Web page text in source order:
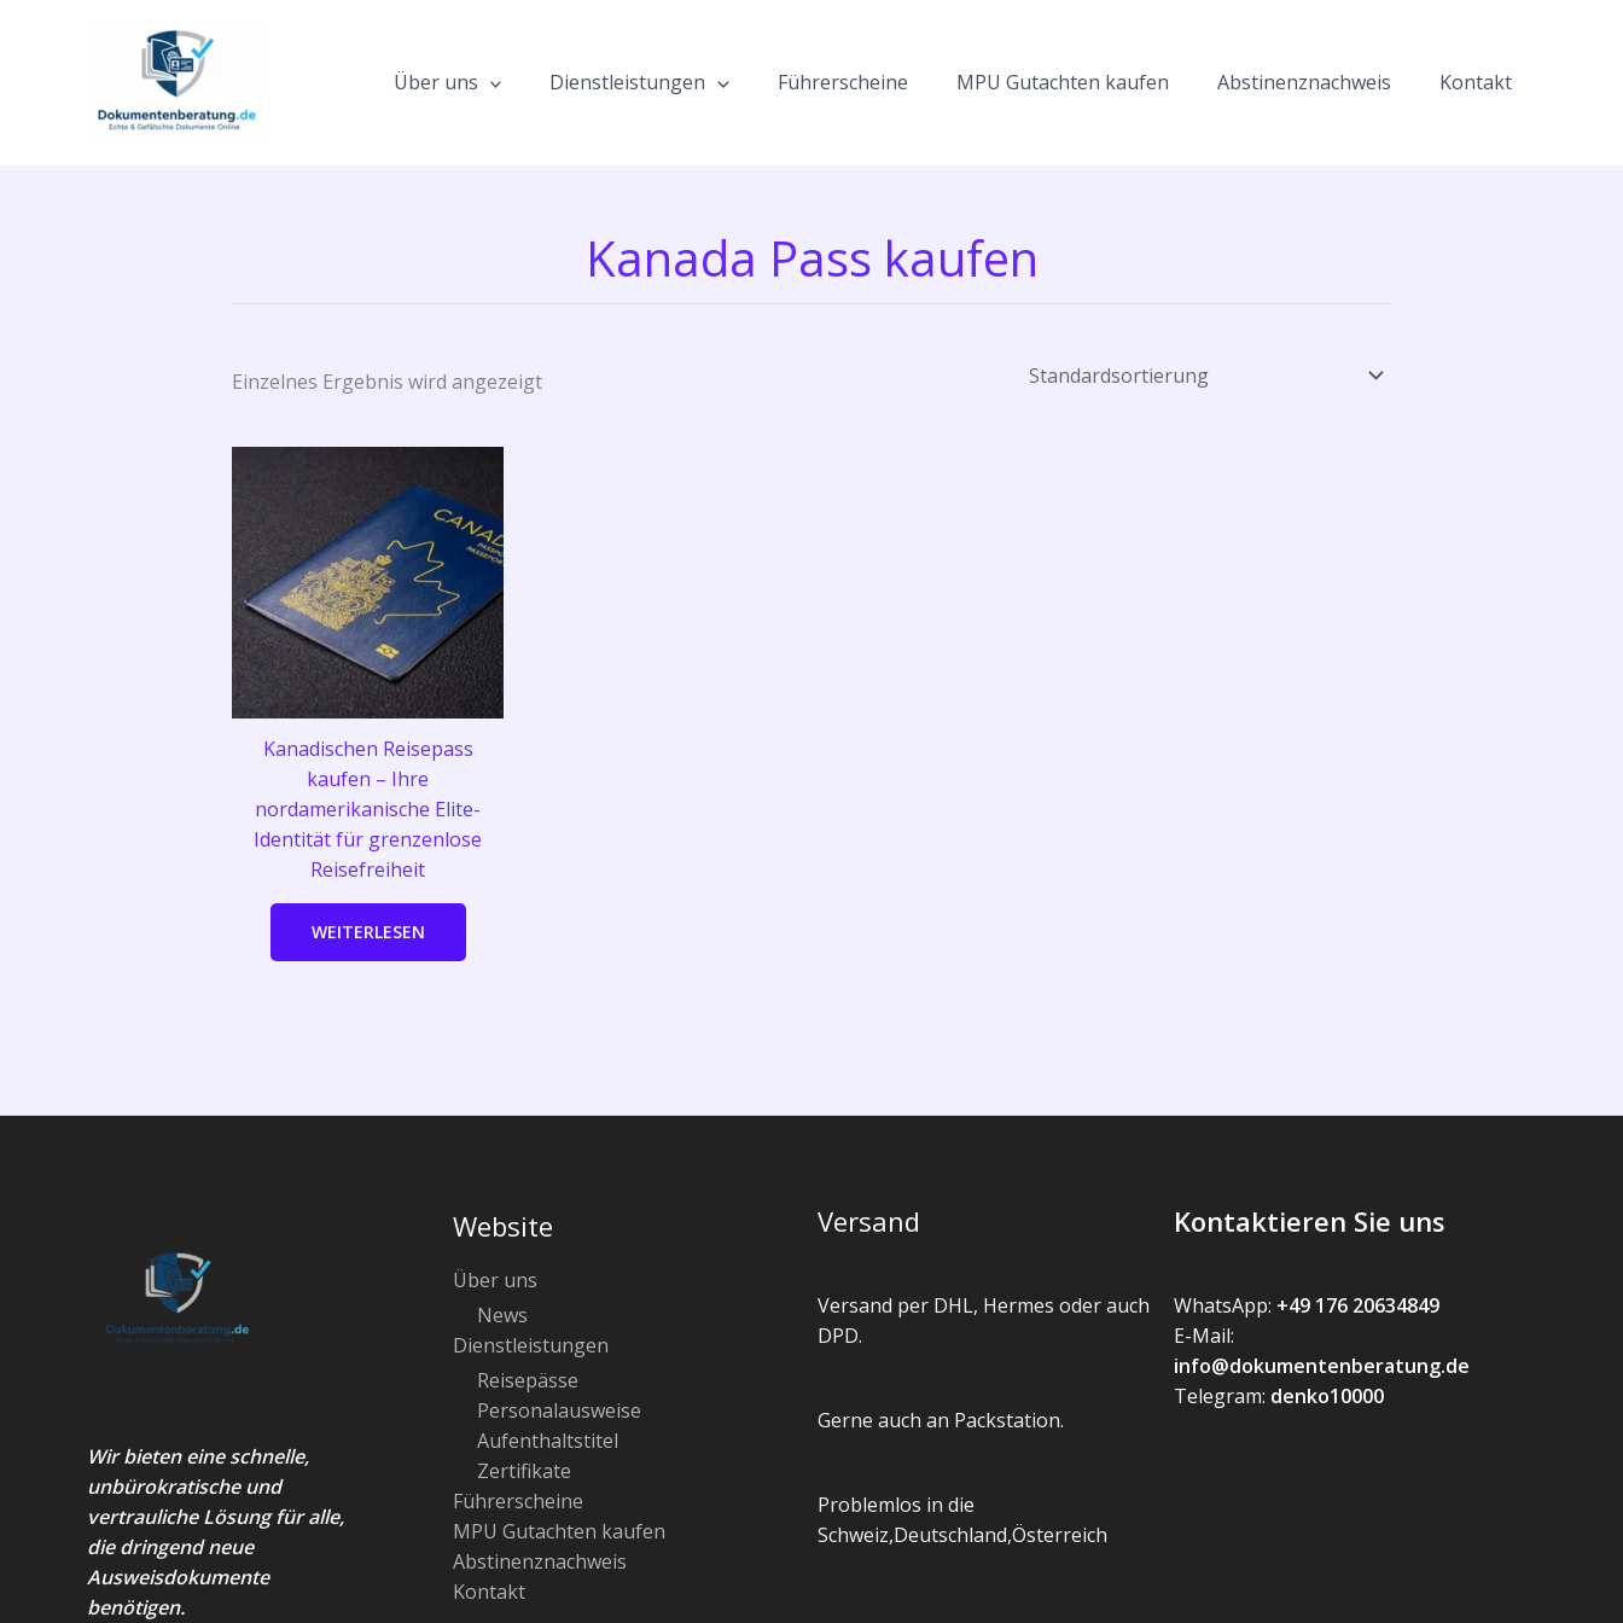
Über uns Dienstleistungen Führerscheine MPU Gutachten kaufen Abstinenznachweis Kontakt
Kanada Pass kaufen
Einzelnes Ergebnis wird angezeigt
Kanadischen Reisepass
kaufen – Ihre
nordamerikanische Elite-
Identität für grenzenlose
Reisefreiheit
WEITERLESEN
Wir bieten eine schnelle,
unbürokratische und
vertrauliche Lösung für alle,
die dringend neue
Ausweisdokumente
benötigen.
Website
Über uns
News
Dienstleistungen
Reisepässe
Personalausweise
Aufenthaltstitel
Zertifikate
Führerscheine
MPU Gutachten kaufen
Abstinenznachweis
Kontakt
Versand
Versand per DHL, Hermes oder auch
DPD.
Gerne auch an Packstation.
Problemlos in die
Schweiz,Deutschland,Österreich
Kontaktieren Sie uns
WhatsApp: +49 176 20634849
E-Mail:
info@dokumentenberatung.de
Telegram: denko10000